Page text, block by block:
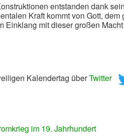
entstanden dank
Kraft kommt von Gott,
Einklang mit dieser großen
Kalendertag überTwitter
im 19. Jahrhundert